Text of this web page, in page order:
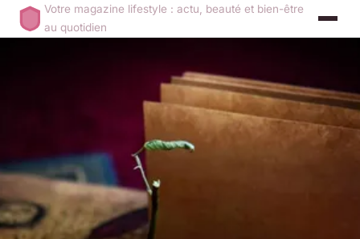
Votre magazine lifestyle : actu, beauté et bien-être
au quotidien